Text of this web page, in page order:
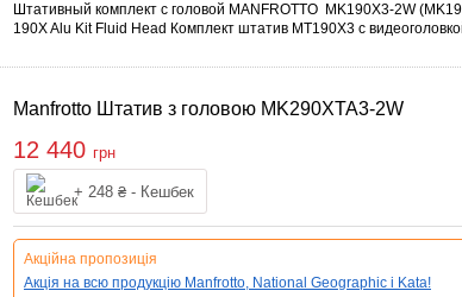
Штативный комплект с головой MANFROTTO MK190X3-2W
190X Alu Kit Fluid Head Комплект штатив MT190X3 с
Manfrotto Штатив з головою MK290XTA3-2W
12 440 грн
+ 248 ₴ - Кешбек
Купити
Акційна пропозиція
Акція на всю продукцію Manfrotto, National Geographic і Kata!